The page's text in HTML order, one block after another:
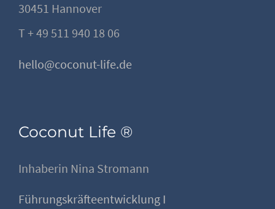
30451 Hannover
T + 49 511 940 18 06
hello@coconut-life.de
Coconut Life ®
Inhaberin Nina Stromann
Führungskräfteentwicklung I